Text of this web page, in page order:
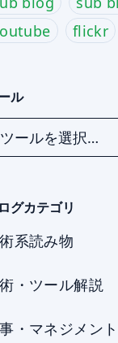
flickr
ル
グカテゴリ
系読み物
・ツール解説
・マネジメント